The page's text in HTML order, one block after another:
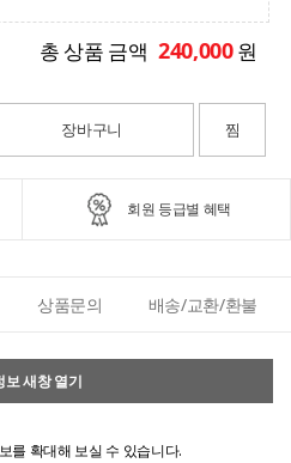
총 상품 금액 240,000원
장바구니 찜
회원 등급별 혜택
상품문의 배송/교환/환불
보 새창 열기
를 확대해 보실 수 있습니다.